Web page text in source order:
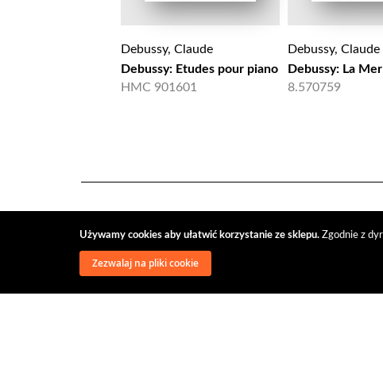
Używamy cookies aby ułatwić korzystanie ze sklepu. Zgodnie z
Zezwalaj na pliki cookie
Debussy, Claude
Debussy: Etudes pour piano
HMC 901601
Debussy, Claude
Debussy: La Mer
8.570759